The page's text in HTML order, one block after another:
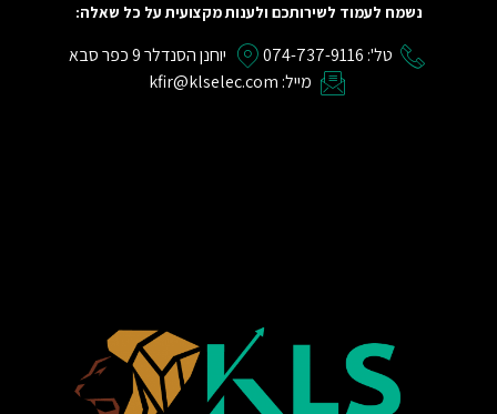
נשמח לעמוד לשירותכם ולענות מקצועית על כל שאלה:
טל': 074-737-9116
יוחנן הסנדלר 9 כפר סבא
מייל: kfir@klselec.com